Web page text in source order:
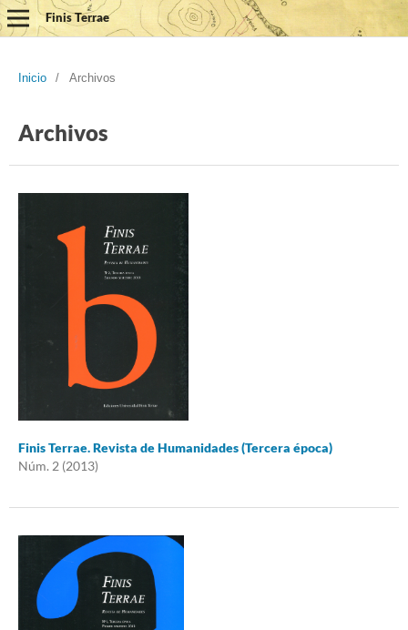
Finis Terrae
Inicio / Archivos
Archivos
Finis Terrae. Revista de Humanidades (Tercera época)
Núm. 2 (2013)